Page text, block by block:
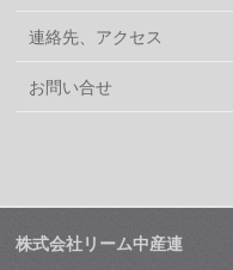
連絡先、アクセス
お問い合せ
株式会社リーム中産連